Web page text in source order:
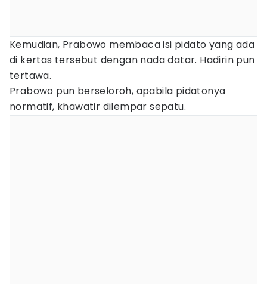
Kemudian, Prabowo membaca isi pidato yang ada
di kertas tersebut dengan nada datar. Hadirin pun
tertawa.
Prabowo pun berseloroh, apabila pidatonya
normatif, khawatir dilempar sepatu.